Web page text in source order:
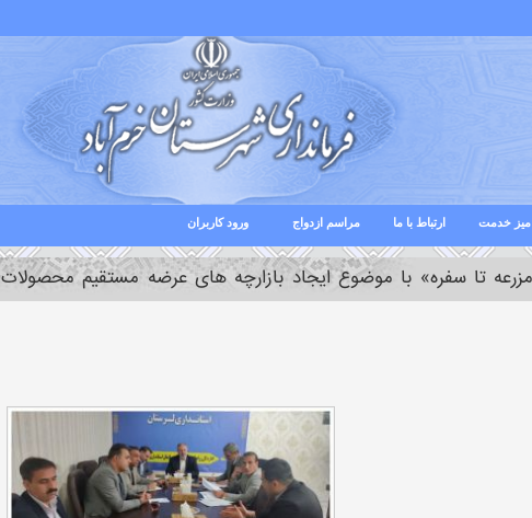
میز خدمت ارتباط با ما مراسم ازدواج ورود کاربران
تا سفره» با موضوع ایجاد بازارچه های عرضه مستقیم محصولات